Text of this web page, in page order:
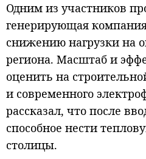
Одним из участников
генерирующая
снижению нагрузки на
региона. Масштаб и
оценить на
и современного
рассказал, что после
способное нести
столицы.